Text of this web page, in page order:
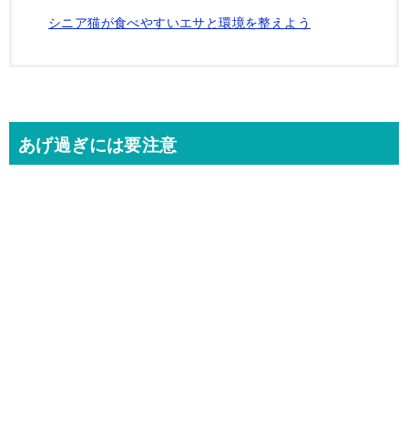
シニア猫が食べやすいエサと環境を整えよう
あげ過ぎには要注意